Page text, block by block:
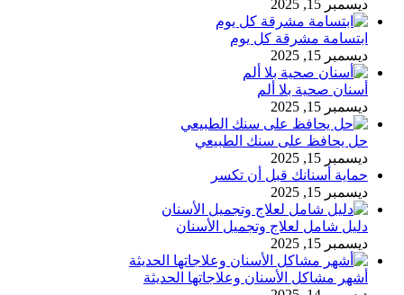
ديسمبر 15, 2025
ابتسامة مشرقة كل يوم
ديسمبر 15, 2025
أسنان صحية بلا ألم
ديسمبر 15, 2025
حل يحافظ على سنك الطبيعي
ديسمبر 15, 2025
حماية أسنانك قبل أن تكسر
ديسمبر 15, 2025
دليل شامل لعلاج وتجميل الأسنان
ديسمبر 15, 2025
أشهر مشاكل الأسنان وعلاجاتها الحديثة